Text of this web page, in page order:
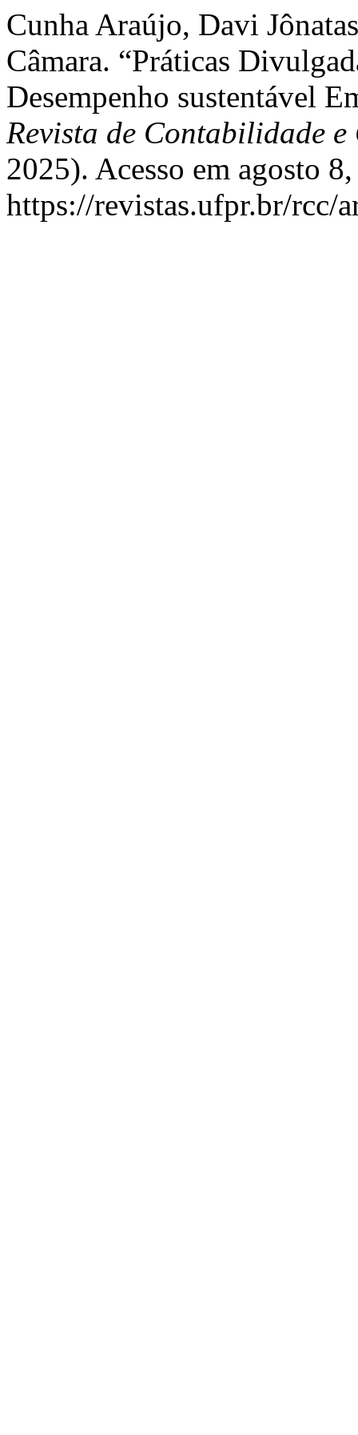
Cunha Araújo, Davi
Câmara. “Práticas
Desempenho sustentável
Revista de Contabilidade
2025). Acesso em agosto
https://revistas.ufpr.br/rcc/